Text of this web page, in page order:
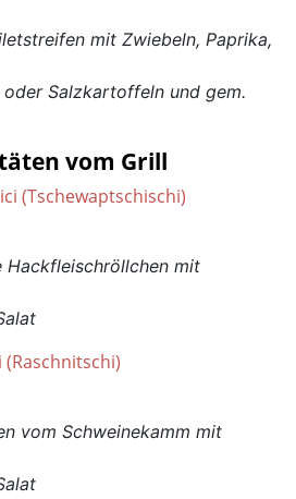
mit Zwiebeln, Paprika,
Salzkartoffeln und gem.
vom Grill
(Tschewaptschischi)
Hackfleischröllchen mit
(Raschnitschi)
vom Schweinekamm mit